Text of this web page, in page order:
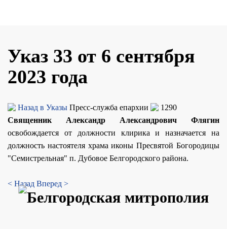
Указ 33 от 6 сентября
2023 года
Назад в Указы Пресс-служба епархии
1290
Священник Александр Александрович Флягин
освобождается от должности клирика и назначается на
должность настоятеля храма иконы Пресвятой Богородицы
"Семистрельная" п. Дубовое Белгородского района.
< Назад Вперед >